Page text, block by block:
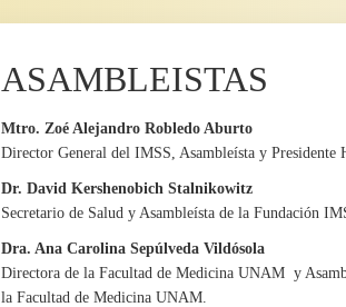
ASAMBLEISTAS
Mtro. Zoé Alejandro Robledo Aburto
Director General del IMSS, Asambleísta y
Dr. David Kershenobich Stalnikowitz
Secretario de Salud y Asambleísta de la Fundación
Dra. Ana Carolina Sepúlveda Vildósola
Directora de la Facultad de Medicina UNAM y
la Facultad de Medicina UNAM.